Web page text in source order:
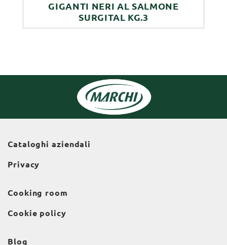
GIGANTI NERI AL SALMONE
SURGITAL KG.3
Cataloghi aziendali
Privacy
Cooking room
Cookie policy
Blog